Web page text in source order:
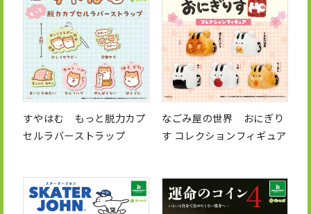
すやはむ もっと脱力カプ
セルラバーストラップ
なごみ屋の世界 おにぎり
す コレクションフィギュア